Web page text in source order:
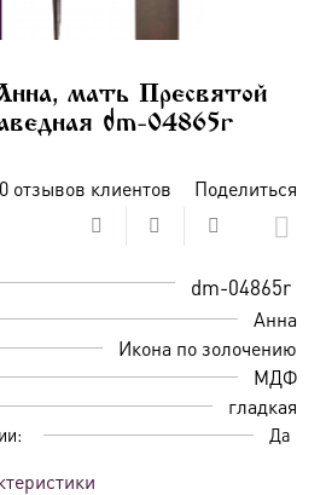
мать Пресвятой
dm-04865r
0отзывов клиентов Поделиться
dm-04865r
Анна
Икона по золочению
МДФ
гладкая
Да